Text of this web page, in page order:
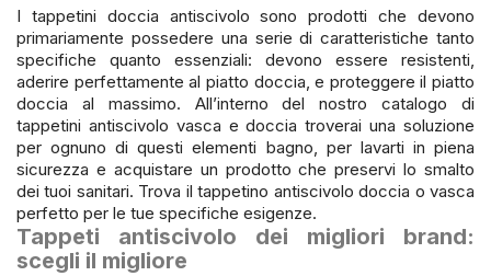
I tappetini doccia antiscivolo sono prodotti che devono
primariamente possedere una serie di caratteristiche tanto
specifiche quanto essenziali: devono essere resistenti,
aderire perfettamente al piatto doccia, e proteggere il piatto
doccia al massimo. All’interno del nostro catalogo di
tappetini antiscivolo vasca e doccia troverai una soluzione
per ognuno di questi elementi bagno, per lavarti in piena
sicurezza e acquistare un prodotto che preservi lo smalto
dei tuoi sanitari. Trova il tappetino antiscivolo doccia o vasca
perfetto per le tue specifiche esigenze.
Tappeti antiscivolo dei migliori brand:
scegli il migliore